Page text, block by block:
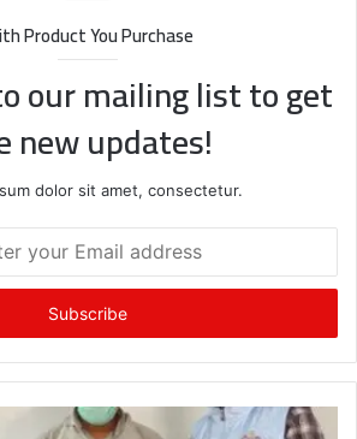
Product You Purchase
our mailing list to get
new updates!
dolor sit amet, consectetur.